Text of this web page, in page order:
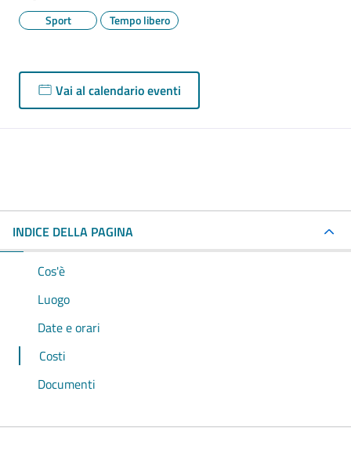
Sport Tempo libero
Vai al calendario eventi
INDICE DELLA PAGINA
Cos'è
Luogo
Date e orari
Costi
Documenti